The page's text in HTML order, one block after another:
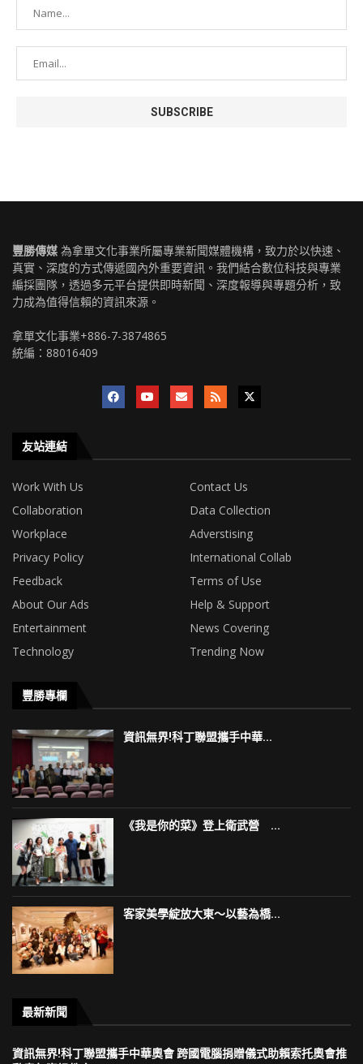
豐勝傳媒 為拿單文化事業所屬專業新聞媒體機構，致力於以快速、
真實、深度的方式傳遞國內外重要資訊。我們結合數位科技與專業
編採團隊，透過多元平台提供即時新聞、深度報導與專題分析，致
力成為值得信賴的資訊來源。
拿單文化事業+886-7-3874865
統編：88016409
友站連結
Work With Us
Contact Us
Collaboration
Data Collection
Workplace
Adverstising
Privacy Policy
International Collab
Feedback
Terms of Use
About Our Ads
Help & Support
Entertainment
News Covering
Technology
Trending Now
豐勝專欄
資訊無界!科丁聯盟攜手中華...
《我是你的菜》登上衛武營 ...
客家美學綻放大東～以藝為橋...
最新新聞
資訊無界!科丁聯盟攜手中華奧會 跨國電腦捐贈儀式助賴索托奧會推